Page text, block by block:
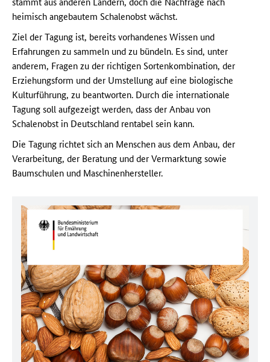
heimisch angebautem Schalenobst wächst.
Ziel der Tagung ist, bereits vorhandenes Wissen und
Erfahrungen zu sammeln und zu bündeln. Es sind, unter
anderem, Fragen zu der richtigen Sortenkombination, der
Erziehungsform und der Umstellung auf eine biologische
Kulturführung, zu beantworten. Durch die internationale
Tagung soll aufgezeigt werden, dass der Anbau von
Schalenobst in Deutschland rentabel sein kann.
Die Tagung richtet sich an Menschen aus dem Anbau, der
Verarbeitung, der Beratung und der Vermarktung sowie
Baumschulen und Maschinenhersteller.